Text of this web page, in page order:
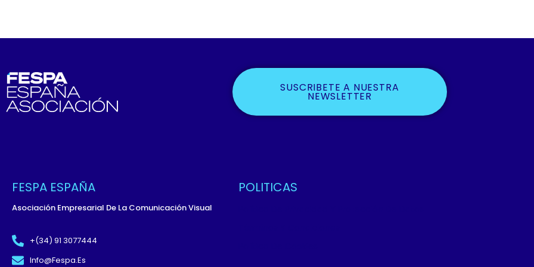
SUSCRIBETE A NUESTRA
NEWSLETTER
FESPA ESPAÑA
Asociación Empresarial De La Comunicación Visual
+(34) 91 3077444
Info@fespa.es
POLITICAS